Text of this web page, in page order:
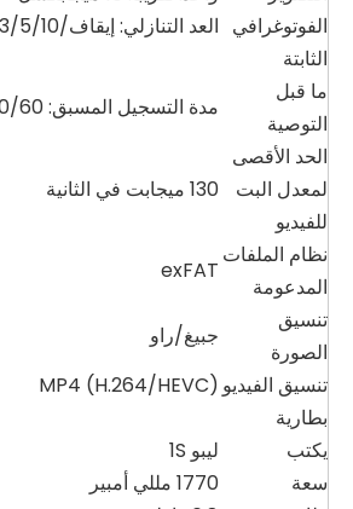
الفوتوغرافي
الثابتة
العد التنازلي: إيقاف/0.5/1/2/3/5/10 ثانية
ما قبل
التوصية
مدة التسجيل المسبق: 5/10/15/30/60 ثانية
الحد الأقصى
لمعدل البت
للفيديو
130 ميجابت في الثانية
نظام الملفات
المدعومة
exFAT
تنسيق
الصورة
جبيغ/راو
تنسيق الفيديو MP4 (H.264/HEVC)
بطارية
يكتب
ليبو 1S
سعة
1770 مللي أمبير